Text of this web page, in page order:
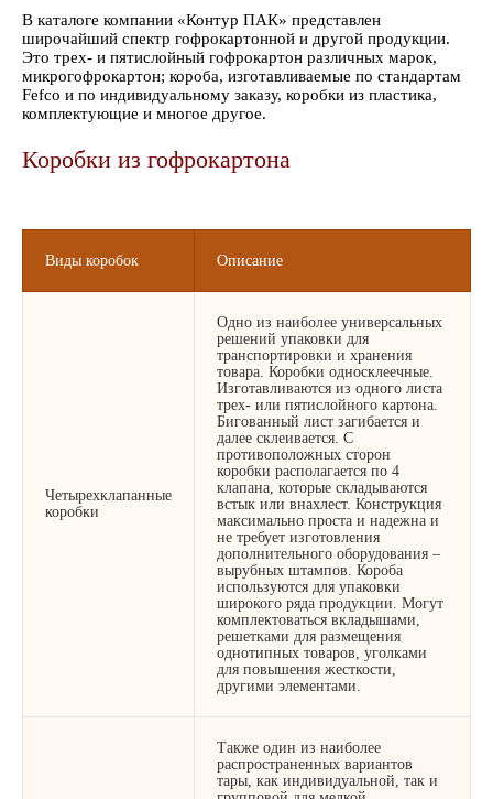
В каталоге компании «Контур ПАК» представлен
широчайший спектр гофрокартонной и другой продукции.
Это трех- и пятислойный гофрокартон различных марок,
микрогофрокартон; короба, изготавливаемые по стандартам
Fefco и по индивидуальному заказу, коробки из пластика,
комплектующие и многое другое.
Коробки из гофрокартона
Виды коробок Описание
Четырехклапанные
коробки
Одно из наиболее универсальных
решений упаковки для
транспортировки и хранения
товара. Коробки односклеечные.
Изготавливаются из одного листа
трех- или пятислойного картона.
Бигованный лист загибается и
далее склеивается. С
противоположных сторон
коробки располагается по 4
клапана, которые складываются
встык или внахлест. Конструкция
максимально проста и надежна и
не требует изготовления
дополнительного оборудования –
вырубных штампов. Короба
используются для упаковки
широкого ряда продукции. Могут
комплектоваться вкладышами,
решетками для размещения
однотипных товаров, уголками
для повышения жесткости,
другими элементами.
Также один из наиболее
распространенных вариантов
тары, как индивидуальной, так и